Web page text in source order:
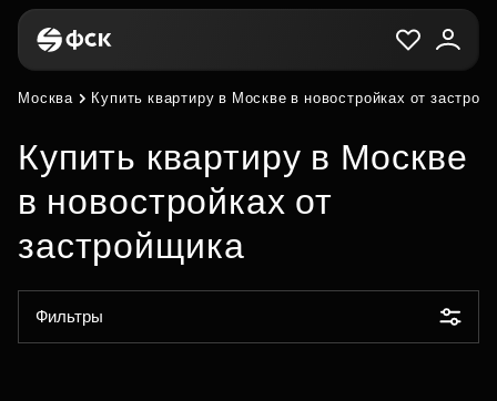
Москва Купить квартиру в Москве в новостройках от
Купить квартиру в Москве
в новостройках от
застройщика
Фильтры